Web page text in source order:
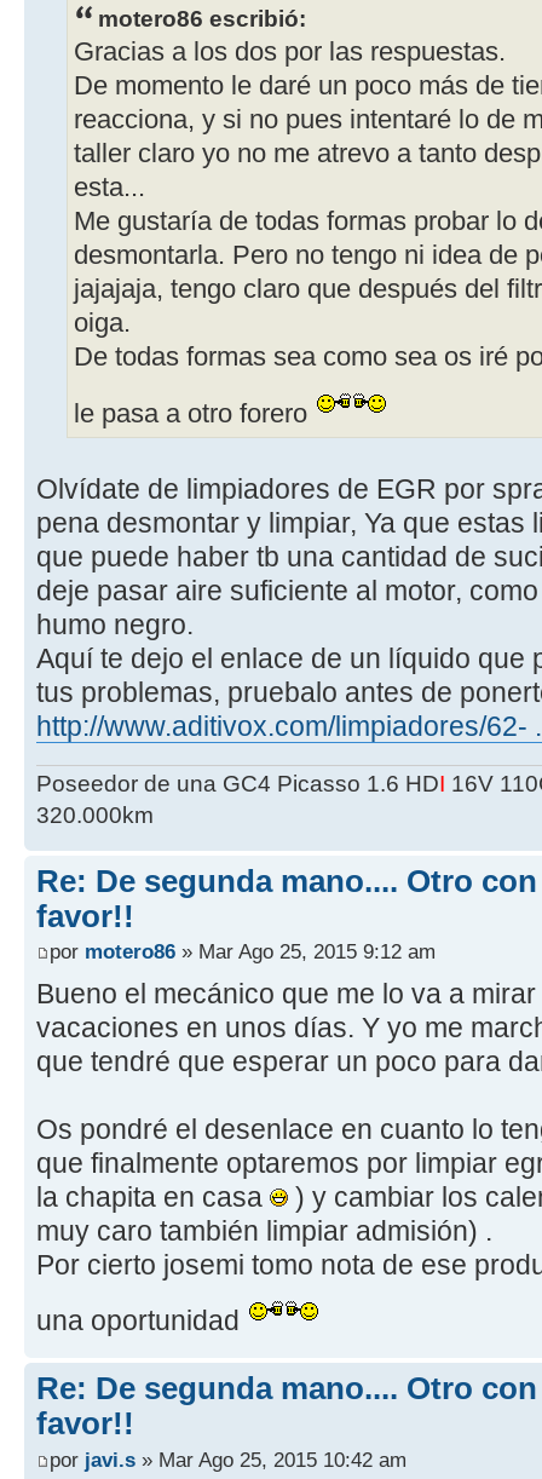
motero86 escribió:
Gracias a los dos por las respuestas.
De momento le daré un poco más de
reacciona, y si no pues intentaré lo de
taller claro yo no me atrevo a tanto
esta...
Me gustaría de todas formas probar lo
desmontarla. Pero no tengo ni idea de
jajajaja, tengo claro que después del
oiga.
De todas formas sea como sea os iré
le pasa a otro forero
Olvídate de limpiadores de EGR por
pena desmontar y limpiar, Ya que estas
que puede haber tb una cantidad de
deje pasar aire suficiente al motor,
humo negro.
Aquí te dejo el enlace de un líquido que
tus problemas, pruebalo antes de
http://www.aditivox.com/limpiadores/62-
Poseedor de una GC4 Picasso 1.6 HDI 16V
320.000km
Re: De segunda mano.... Otro
favor!!
por motero86 » Mar Ago 25, 2015 9:12 am
Bueno el mecánico que me lo va a
vacaciones en unos días. Y yo me
que tendré que esperar un poco para
Os pondré el desenlace en cuanto lo
que finalmente optaremos por limpiar
la chapita en casa
) y cambiar los
muy caro también limpiar admisión) .
Por cierto josemi tomo nota de ese
una oportunidad
Re: De segunda mano.... Otro
favor!!
por javi.s » Mar Ago 25, 2015 10:42 am